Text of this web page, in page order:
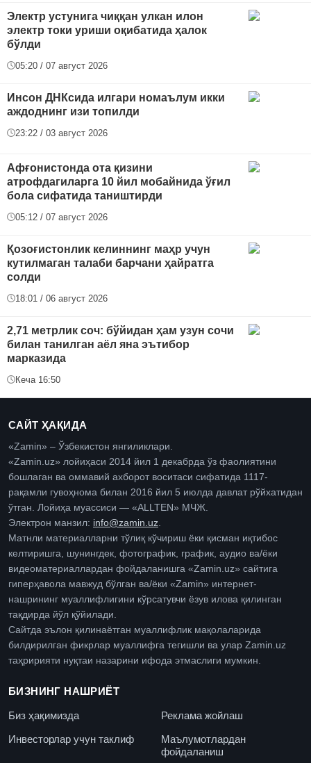
Электр устунига чиққан улкан илон
электр токи уриши оқибатида ҳалок
бўлди
05:20 / 07 август 2026
Инсон ДНКсида илгари номаълум икки
аждоднинг изи топилди
23:22 / 03 август 2026
Афғонистонда ота қизини
атрофдагиларга 10 йил мобайнида ўғил
бола сифатида таништирди
05:12 / 07 август 2026
Қозоғистонлик келиннинг маҳр учун
кутилмаган талаби барчани ҳайратга
солди
18:01 / 06 август 2026
2,71 метрлик соч: бўйидан ҳам узун сочи
билан танилган аёл яна эътибор
марказида
Кеча 16:50
САЙТ ҲАҚИДА
«Zamin» – Ўзбекистон янгиликлари.
«Zamin.uz» лойиҳаси 2014 йил 1 декабрда ўз фаолиятини
бошлаган ва оммавий ахборот воситаси сифатида 1117-
рақамли гувоҳнома билан 2016 йил 5 июлда давлат рўйхатидан
ўтган. Лойиҳа муассиси — «ALLTEN» МЧЖ.
Электрон манзил: info@zamin.uz
Матнли материалларни тўлиқ кўчириш ёки қисман иқтибос
келтиришга, шунингдек, фотографик, график, аудио ва/ёки
видеоматериаллардан фойдаланишга «Zamin.uz» сайтига
гиперҳавола мавжуд бўлган ва/ёки «Zamin» интернет-
нашрининг муаллифлигини кўрсатувчи ёзув илова қилинган
тақдирда йўл қўйилади.
Сайтда эълон қилинаётган муаллифлик мақолаларида
билдирилган фикрлар муаллифга тегишли ва улар Zamin.uz
таҳририяти нуқтаи назарини ифода этмаслиги мумкин.
БИЗНИНГ НАШРИЁТ
Биз ҳақимизда
Реклама жойлаш
Инвесторлар учун таклиф
Маълумотлардан
фойдаланиш